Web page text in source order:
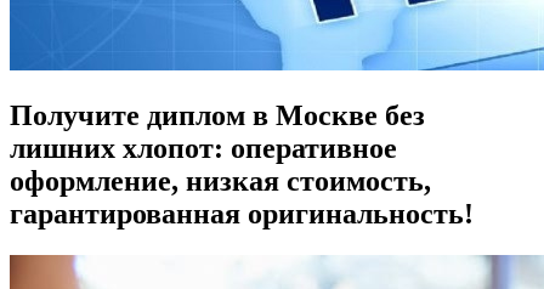
Получите диплом в Москве без
лишних хлопот: оперативное
оформление, низкая стоимость,
гарантированная оригинальность!